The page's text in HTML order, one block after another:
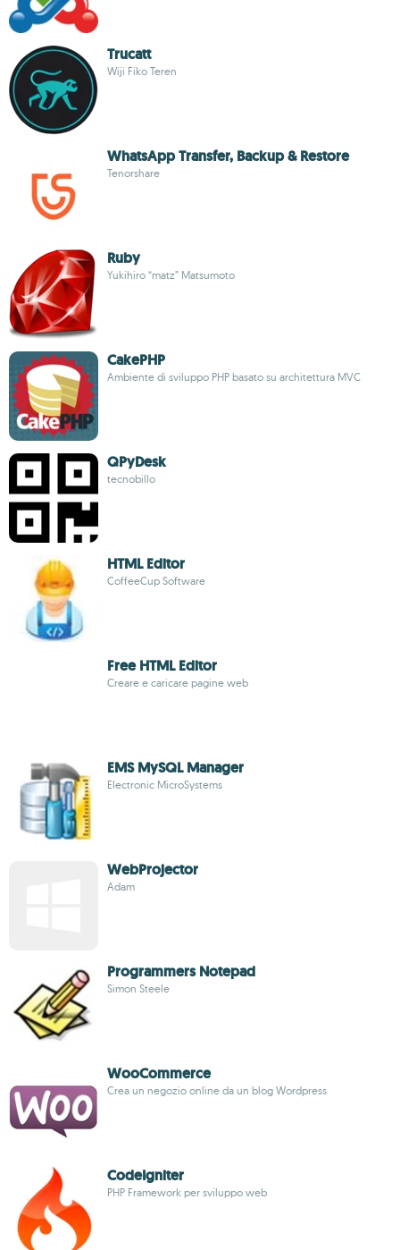
Trucatt
Wiji Fiko Teren
WhatsApp Transfer, Backup & Restore
Tenorshare
Ruby
Yukihiro “matz” Matsumoto
CakePHP
Ambiente di sviluppo PHP basato su architettura MVC
QPyDesk
tecnobillo
HTML Editor
CoffeeCup Software
Free HTML Editor
Creare e caricare pagine web
EMS MySQL Manager
Electronic MicroSystems
WebProjector
Adam
Programmers Notepad
Simon Steele
WooCommerce
Crea un negozio online da un blog Wordpress
CodeIgniter
PHP Framework per sviluppo web